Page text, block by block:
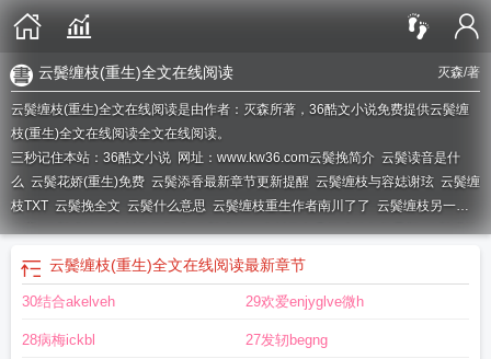
灭森/著
云鬓缠枝(重生)全文在线阅读
云鬓缠枝(重生)全文在线阅读是由作者：灭森所著，36酷文小说免费提供云鬓缠
枝(重生)全文在线阅读全文在线阅读。
三秒记住本站：36酷文小说 网址：www.kw36.com云鬓挽简介 云鬓读音是什
么 云鬓花娇(重生)免费 云鬓添香最新章节更新提醒 云鬓缠枝与容娡谢玹 云鬓缠
枝TXT 云鬓挽全文 云鬓什么意思 云鬓缠枝重生作者南川了了 云鬓缠枝另一个
名字云鬓缠枝by南川了了TXT云鬓缠枝by南川了免费阅读笔趣阁最新云鬓缠枝
云鬓缠枝云鬓湿全文免费阅读无弹窗
云鬓缠枝完整版全文免费阅
读 云鬓缠枝by布丁琉璃免费阅读
云鬓缠枝(重生)全文在线阅读最新章节
30结合akelveh 29欢爱enjyglve微h
28病梅ickbl 27发轫begng